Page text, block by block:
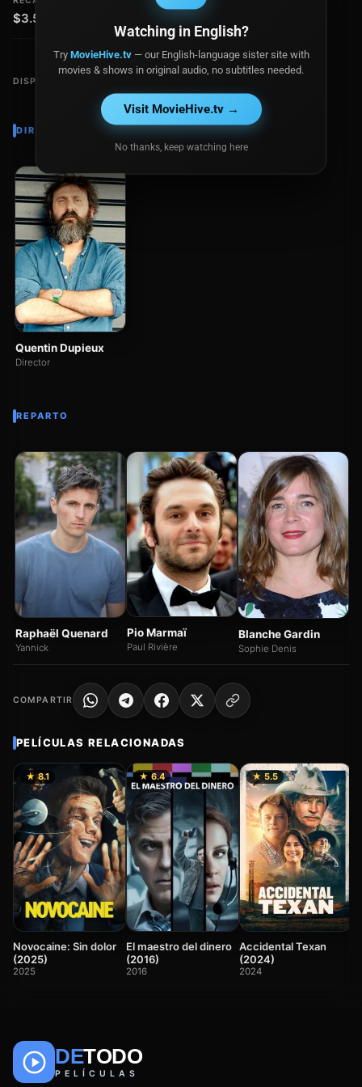
$3.5 millones
DISPONIBLE EN
DIRECTOR
Quentin Dupieux
Director
REPARTO
Raphaël Quenard
Yannick
Pio Marmaï
Paul Rivière
Blanche Gardin
Sophie Denis
COMPARTIR
PELÍCULAS RELACIONADAS
★ 8.1
Novocaine: Sin dolor
(2025)
2025
★ 6.4
El maestro del dinero
(2016)
2016
★ 5.5
Accidental Texan
(2024)
2024
DETODO
PELÍCULAS
Watching in English?
Try MovieHive.tv— our English-language sister site with
movies & shows in original audio, no subtitles needed.
Visit MovieHive.tv →
No thanks, keep watching here
🎬
Películas